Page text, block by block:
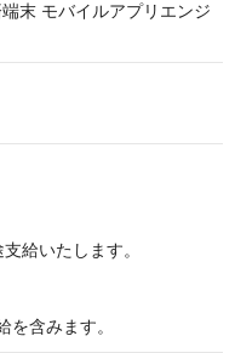
末 モバイルアプリエンジ
給いたします。
を含みます。